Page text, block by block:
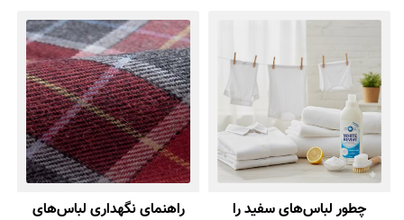
چطور لباس‌های سفید را
راهنمای نگهداری لباس‌های